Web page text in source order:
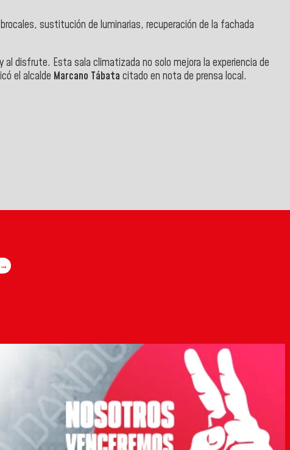
sustitución de luminarias, recuperación de la fachada
disfrute. Esta sala climatizada no solo mejora la experiencia de
el alcalde Marcano Tábata citado en nota de prensa local.